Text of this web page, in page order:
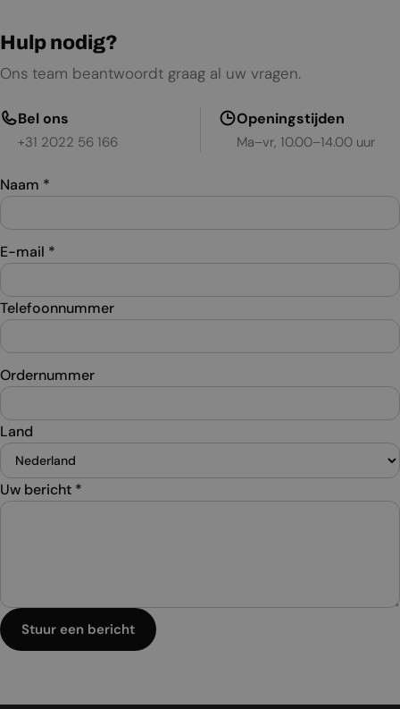
Hulp nodig?
Ons team beantwoordt graag al uw vragen.
Bel ons
+31 2022 56 166
Openingstijden
Ma–vr, 10.00–14.00 uur
Naam *
E-mail *
Telefoonnummer
Ordernummer
Land
Uw bericht *
Stuur een bericht